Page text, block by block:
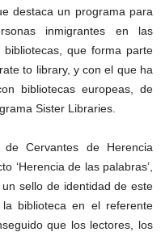
destaca un programa para
inmigrantes en las
que forma parte
to library, y con el que ha
bibliotecas europeas, de
Sister Libraries.
de Cervantes de Herencia
‘Herencia de las palabras’,
sello de identidad de este
biblioteca en el referente
que los lectores, los